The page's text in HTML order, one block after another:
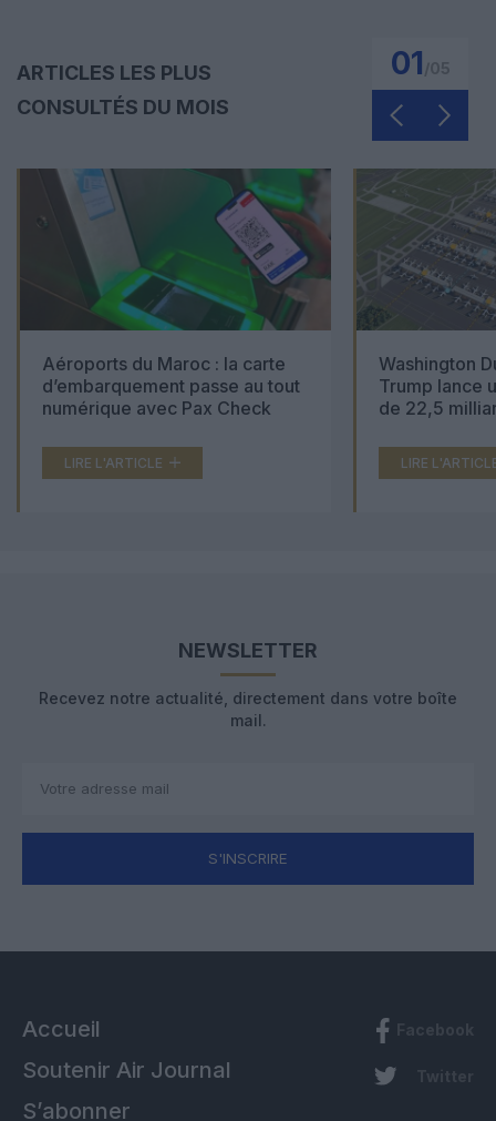
ARTICLES LES PLUS
CONSULTÉS DU MOIS
01
Aéroports du Maroc : la carte
d’embarquement passe au tout
numérique avec Pax Check
LIRE L'ARTICLE
Washington
Trump lance
de 22,5
LIRE
NEWSLETTER
Recevez notre actualité, directement dans votre boîte
mail.
S'INSCRIRE
Accueil
Soutenir Air Journal
S’abonner